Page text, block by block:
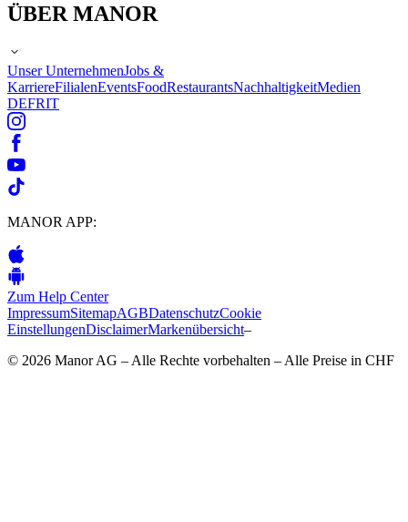
ÜBER MANOR
Unser UnternehmenJobs &
KarriereFilialenEventsFoodRestaurantsNachhaltigkeitMedien
DEFRIT
MANOR APP:
Zum Help Center
ImpressumSitemapAGBDatenschutzCookie
EinstellungenDisclaimerMarkenübersicht–
© 2026 Manor AG – Alle Rechte vorbehalten – Alle Preise in CHF